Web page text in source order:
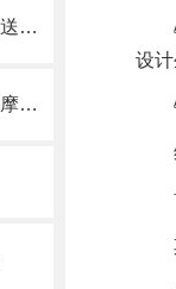
机床链板式排屑机输送效率高，输送速度选择范围大
直线导轨防护罩能够承受长时间的摩擦和冲击
设